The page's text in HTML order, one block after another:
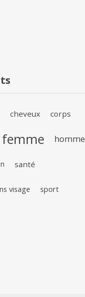
cheveux corps
femme homme
santé
visage sport